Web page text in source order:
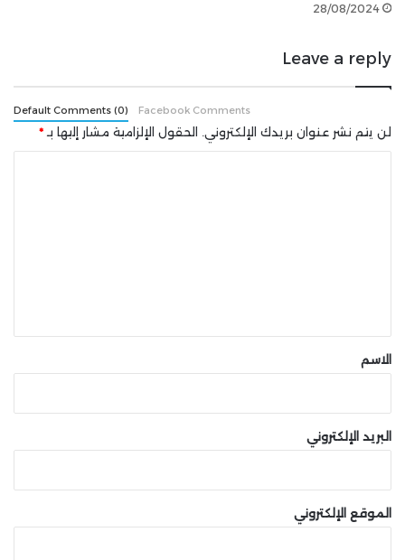
The Beast بتدعم الترجمة العربية
للنصوص والقوائم
شارك هذه الصفحة عبر
28/08/2024
Leave a reply
Default Comments (0) Facebook Comments
لن يتم نشر عنوان بريدك الإلكتروني. الحقول الإلزامية مشار إليها بـ *
*الاسم
البريد الإلكتروني
الموقع الإلكتروني